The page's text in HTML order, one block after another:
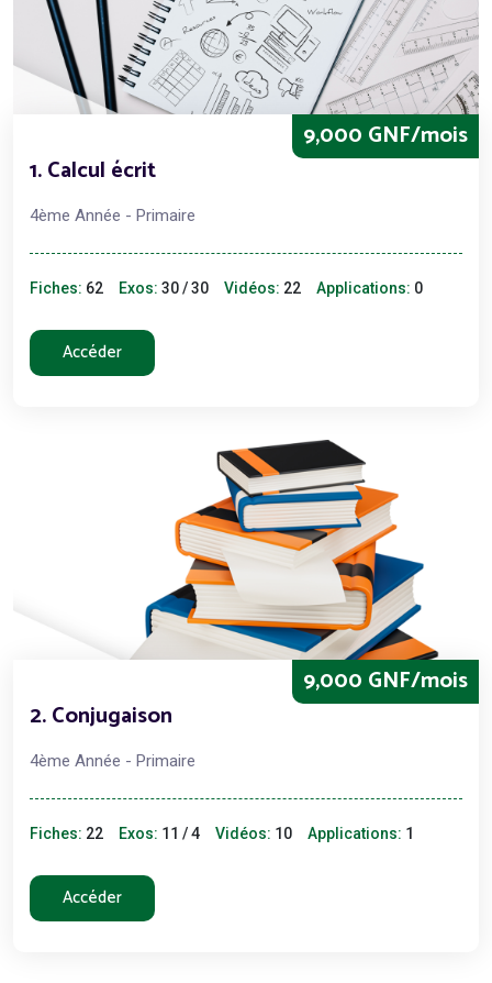
9,000 GNF/mois
1. Calcul écrit
4ème Année - Primaire
Fiches: 62 Exos: 30 / 30 Vidéos: 22 Applications: 0
Accéder
9,000 GNF/mois
2. Conjugaison
4ème Année - Primaire
Fiches: 22 Exos: 11 / 4 Vidéos: 10 Applications: 1
Accéder